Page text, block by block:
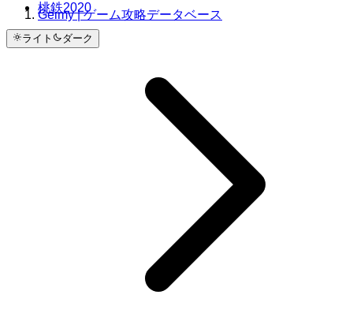
桃鉄2020
ライト ダーク
Geimy | ゲーム攻略データベース